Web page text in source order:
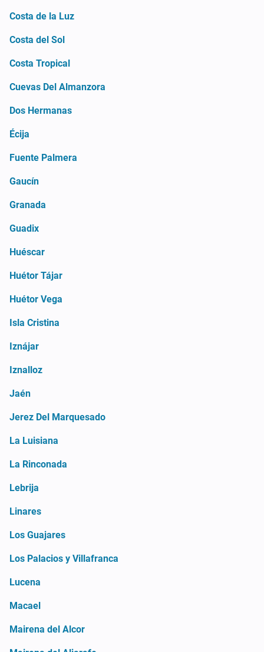
Costa de la Luz
Costa del Sol
Costa Tropical
Cuevas Del Almanzora
Dos Hermanas
Écija
Fuente Palmera
Gaucín
Granada
Guadix
Huéscar
Huétor Tájar
Huétor Vega
Isla Cristina
Iznájar
Iznalloz
Jaén
Jerez Del Marquesado
La Luisiana
La Rinconada
Lebrija
Linares
Los Guajares
Los Palacios y Villafranca
Lucena
Macael
Mairena del Alcor